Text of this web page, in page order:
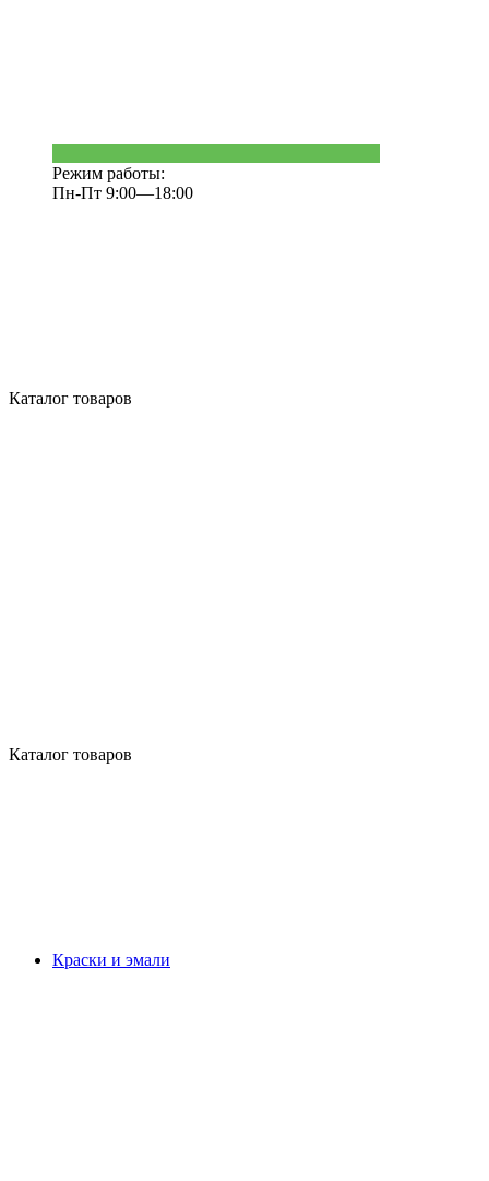
Режим работы:
Пн-Пт 9:00—18:00
Каталог товаров
Каталог товаров
Краски и эмали